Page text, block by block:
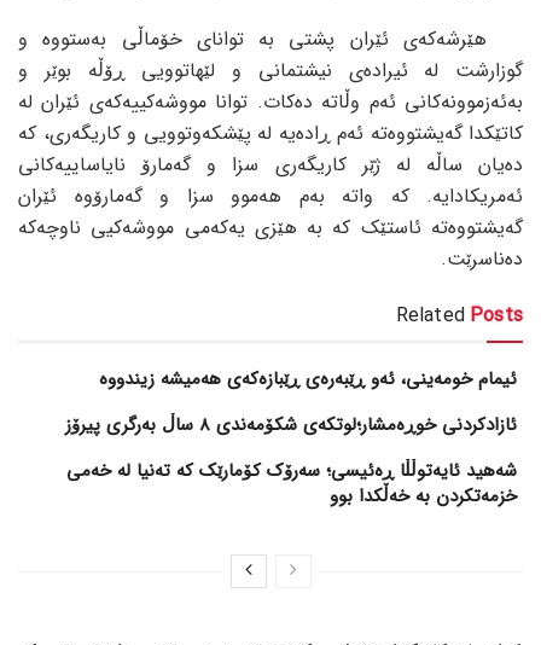
هێرشەکەی ئێران پشتی بە توانای خۆماڵی بەستووە و
گوزارشت لە ئیرادەی نیشتمانی و لێهاتوویی ڕۆڵە بوێر و
بەئەزموونەکانی ئەم وڵاتە دەکات. توانا مووشەکییەکەی ئێران لە
کاتێکدا گەیشتووەتە ئەم ڕادەیە لە پێشکەوتوویی و کاریگەری، کە
دەیان ساڵە لە ژێر کاریگەری سزا و گەمارۆ نایاساییەکانی
ئەمریکادایە. کە واتە بەم هەموو سزا و گەمارۆوە ئێران
گەیشتووەتە ئاستێک کە بە هێزی یەکەمی مووشەکیی ناوچەکە
دەناسرێت.
Related Posts
ئیمام خومەینی، ئەو ڕێبەرەی ڕێبازەکەی هەمیشە زیندووە
ئازادکردنی خوڕەمشار؛لوتکەی شکۆمەندی 8 ساڵ بەرگری پیرۆز
شەهید ئایەتوڵڵا ڕەئیسی؛ سەرۆک کۆمارێک کە تەنیا لە خەمی
خزمەتکردن بە خەڵکدا بوو